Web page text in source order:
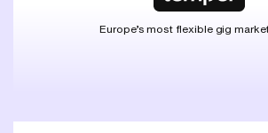
Europe’s most flexible gig